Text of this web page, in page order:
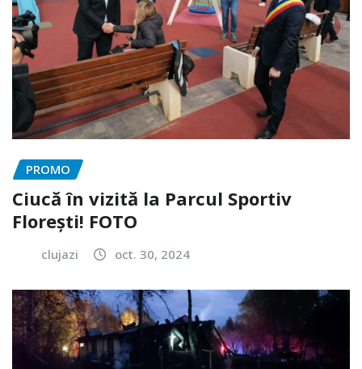
PROMO
Ciucă în vizită la Parcul Sportiv
Florești! FOTO
clujazi oct. 30, 2024